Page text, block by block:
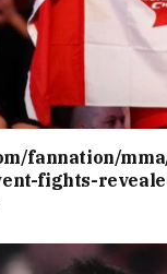
fannation/
fights-